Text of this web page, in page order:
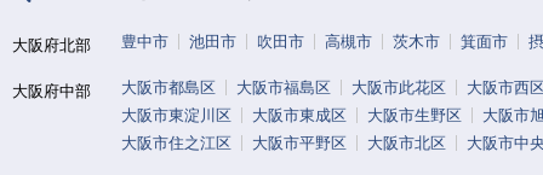
大阪府北部 豊中市 池田市 吹田市 高槻市 茨木市 箕面市
大阪府中部 大阪市都島区 大阪市福島区 大阪市此花区
大阪市西
大阪市東淀川区
大阪市東成区 大阪市生野区
大阪市
大阪市住之江区
大阪市平野区 大阪市北区 大阪市中